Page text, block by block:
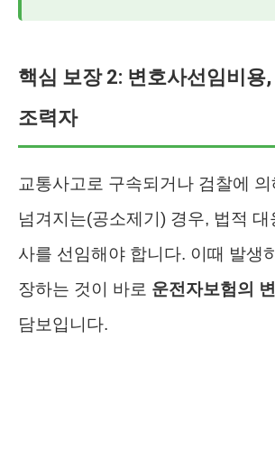
핵심 보장 2: 변호사선임비용
조력자
교통사고로 구속되거나 검찰에
넘겨지는(공소제기) 경우, 법적 대
사를 선임해야 합니다. 이때 발생
장하는 것이 바로 운전자보험의
담보입니다.